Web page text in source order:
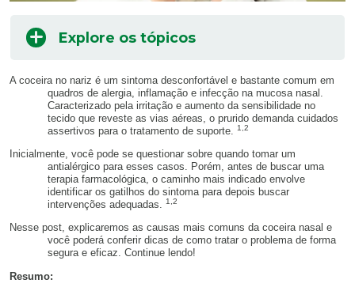
Explore os tópicos
A coceira no nariz é um sintoma desconfortável e bastante comum em
quadros de alergia, inflamação e infecção na mucosa nasal.
Caracterizado pela irritação e aumento da sensibilidade no
tecido que reveste as vias aéreas, o prurido demanda cuidados
assertivos para o tratamento de suporte.
1,2
Inicialmente, você pode se questionar sobre quando tomar um
antialérgico para esses casos. Porém, antes de buscar uma
terapia farmacológica, o caminho mais indicado envolve
identificar os gatilhos do sintoma para depois buscar
intervenções adequadas.
1,2
Nesse post, explicaremos as causas mais comuns da coceira nasal e
você poderá conferir dicas de como tratar o problema de forma
segura e eficaz. Continue lendo!
Resumo: